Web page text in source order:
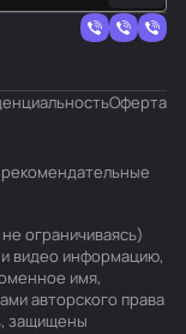
Оферта
рекомендательные
ограничиваясь)
видео информацию,
имя,
авторского права
защищены